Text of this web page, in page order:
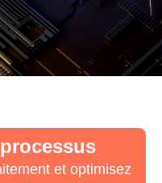
et optimisez